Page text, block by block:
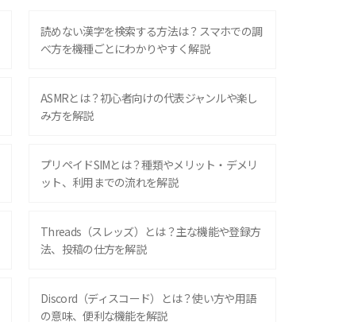
読めない漢字を検索する方法は？スマホでの調
べ方を機種ごとにわかりやすく解説
ASMRとは？初心者向けの代表ジャンルや楽し
み方を解説
プリペイドSIMとは？種類やメリット・デメリ
ット、利用までの流れを解説
Threads（スレッズ）とは？主な機能や登録方
法、投稿の仕方を解説
Discord（ディスコード）とは？使い方や用語
の意味、便利な機能を解説